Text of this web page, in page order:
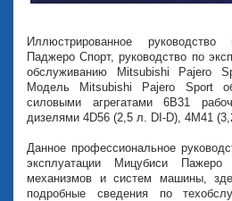
Иллюстрированное
Паджеро Спорт, руководство по
обслуживанию Mitsubishi Pajero
Модель Mitsubishi Pajero Sport
силовыми агрегатами 6В31
дизелями 4D56 (2,5 л. DI-D), 4M41
Данное профессиональное
эксплуатации Мицубиси
механизмов и систем машины,
подробные сведения по